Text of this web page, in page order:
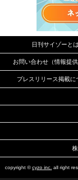
日刊サイゾーとは
お問い合わせ（情報提供
プレスリリース掲載に
copyright ©cyzo inc. all right